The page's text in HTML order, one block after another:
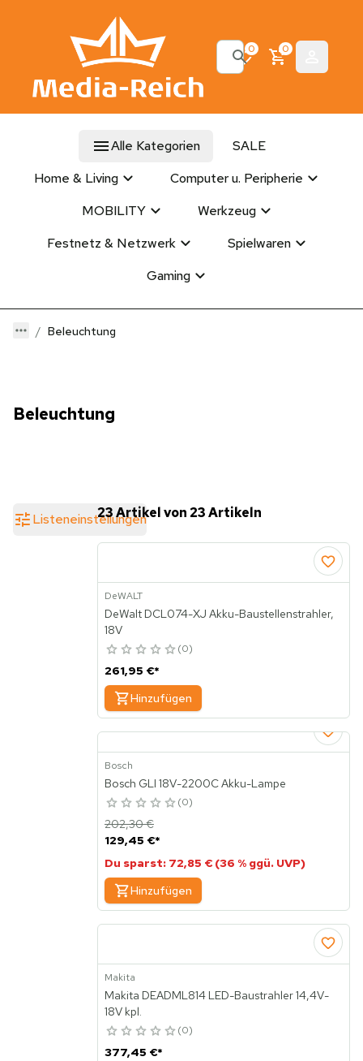
0 0
Alle Kategorien
SALE
Home & Living
Computer u. Peripherie
MOBILITY
Werkzeug
Festnetz & Netzwerk
Spielwaren
Gaming
Beleuchtung
Beleuchtung
Listeneinstellungen23 Artikel von 23 Artikeln
DeWALT
DeWalt DCL074-XJ Akku-Baustellenstrahler,
18V
0
261,95 €*
Hinzufügen
Bosch
Bosch GLI 18V-2200C Akku-Lampe
0
129,45 €*
202,30 €
Du sparst: 72,85 € (36 % ggü. UVP)
Hinzufügen
Makita
Makita DEADML814 LED-Baustrahler 14,4V-
18V kpl.
0
377,45 €*